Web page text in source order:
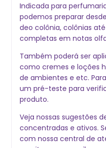
Indicada para
podemos preparar
deo colônia, colônias
completas em notas
Também poderá ser
como cremes e loções
de ambientes e etc.
um pré-teste para
produto.
Veja nossas sugestões
concentradas e ativos.
com nossa central de